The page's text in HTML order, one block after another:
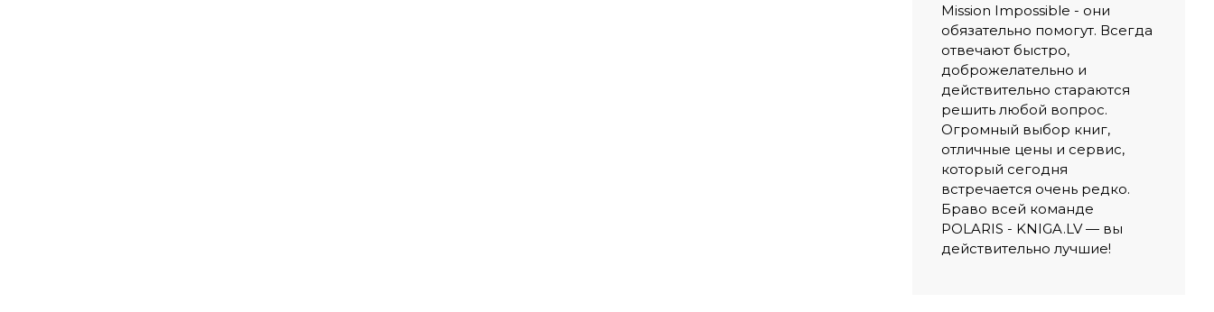
Mission Impossible - они
обязательно помогут. Всегда
отвечают быстро,
доброжелательно и
действительно стараются
решить любой вопрос.
Огромный выбор книг,
отличные цены и сервис,
который сегодня
встречается очень редко.
Браво всей команде
POLARIS - KNIGA.LV — вы
действительно лучшие!